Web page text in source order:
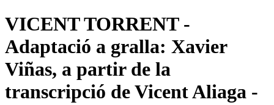
VICENT TORRENT -
Adaptació a gralla: Xavier
Viñas, a partir de la
transcripció de Vicent Aliaga -